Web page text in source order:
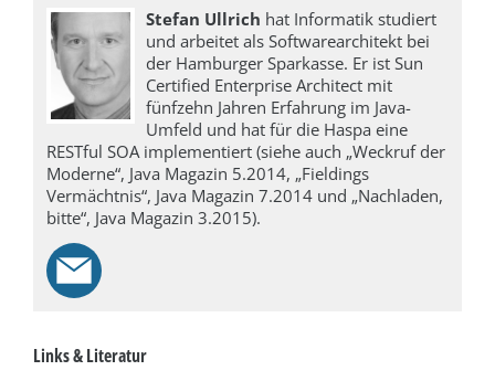
Stefan Ullrich hat Informatik studiert
und arbeitet als Softwarearchitekt bei
der Hamburger Sparkasse. Er ist Sun
Certified Enterprise Architect mit
fünfzehn Jahren Erfahrung im Java-
Umfeld und hat für die Haspa eine
RESTful SOA implementiert (siehe auch „Weckruf der
Moderne“, Java Magazin 5.2014, „Fieldings
Vermächtnis“, Java Magazin 7.2014 und „Nachladen,
bitte“, Java Magazin 3.2015).
Links & Literatur